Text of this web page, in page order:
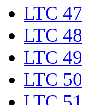
LTC 47
LTC 48
LTC 49
LTC 50